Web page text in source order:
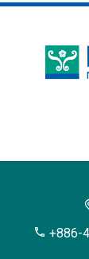
國
博
+886-